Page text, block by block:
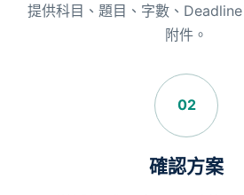
提供科目、題目、字數、
附件。
02
確認方案